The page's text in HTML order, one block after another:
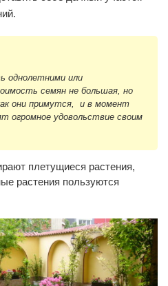
или
семян не большая, но
они примутся, и в момент
огромное удовольствие своим
плетущиеся растения,
растения пользуются